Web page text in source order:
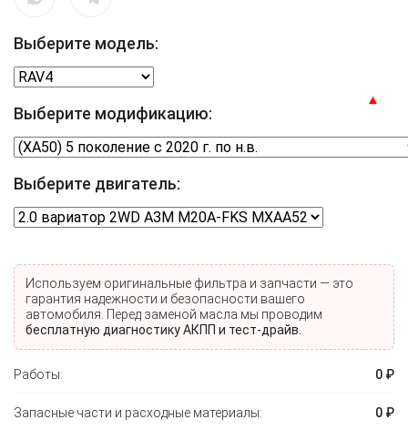
Выберите модель:
Выберите модификацию:
Выберите двигатель:
Используем oригинальные фильтра и запчасти — это
гарантия надежности и безопасности вашего
автомобиля. Перед заменой масла мы проводим
бесплатную диагностику АКПП и тест-драйв.
Работы: 0 ₽
Запасные части и расходные материалы: 0 ₽